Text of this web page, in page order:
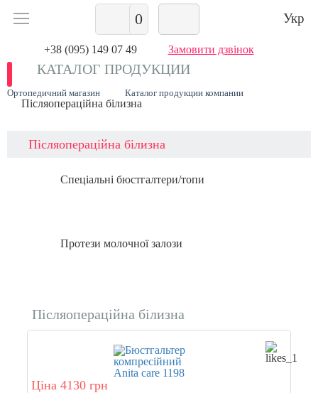
0 Укр
+38 (095) 149 07 49 Замовити дзвінок
КАТАЛОГ ПРОДУКЦИИ
Ортопедичний магазин Каталог продукции компании
Післяопераційна білизна
Післяопераційна білизна
Спеціальні бюстгалтери/топи
Протези молочної залози
Післяопераційна білизна
Ціна 4130 грн